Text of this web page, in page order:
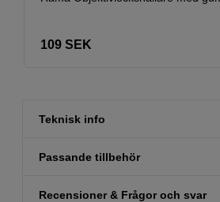
109 SEK
Teknisk info
Passande tillbehör
Recensioner & Frågor och svar